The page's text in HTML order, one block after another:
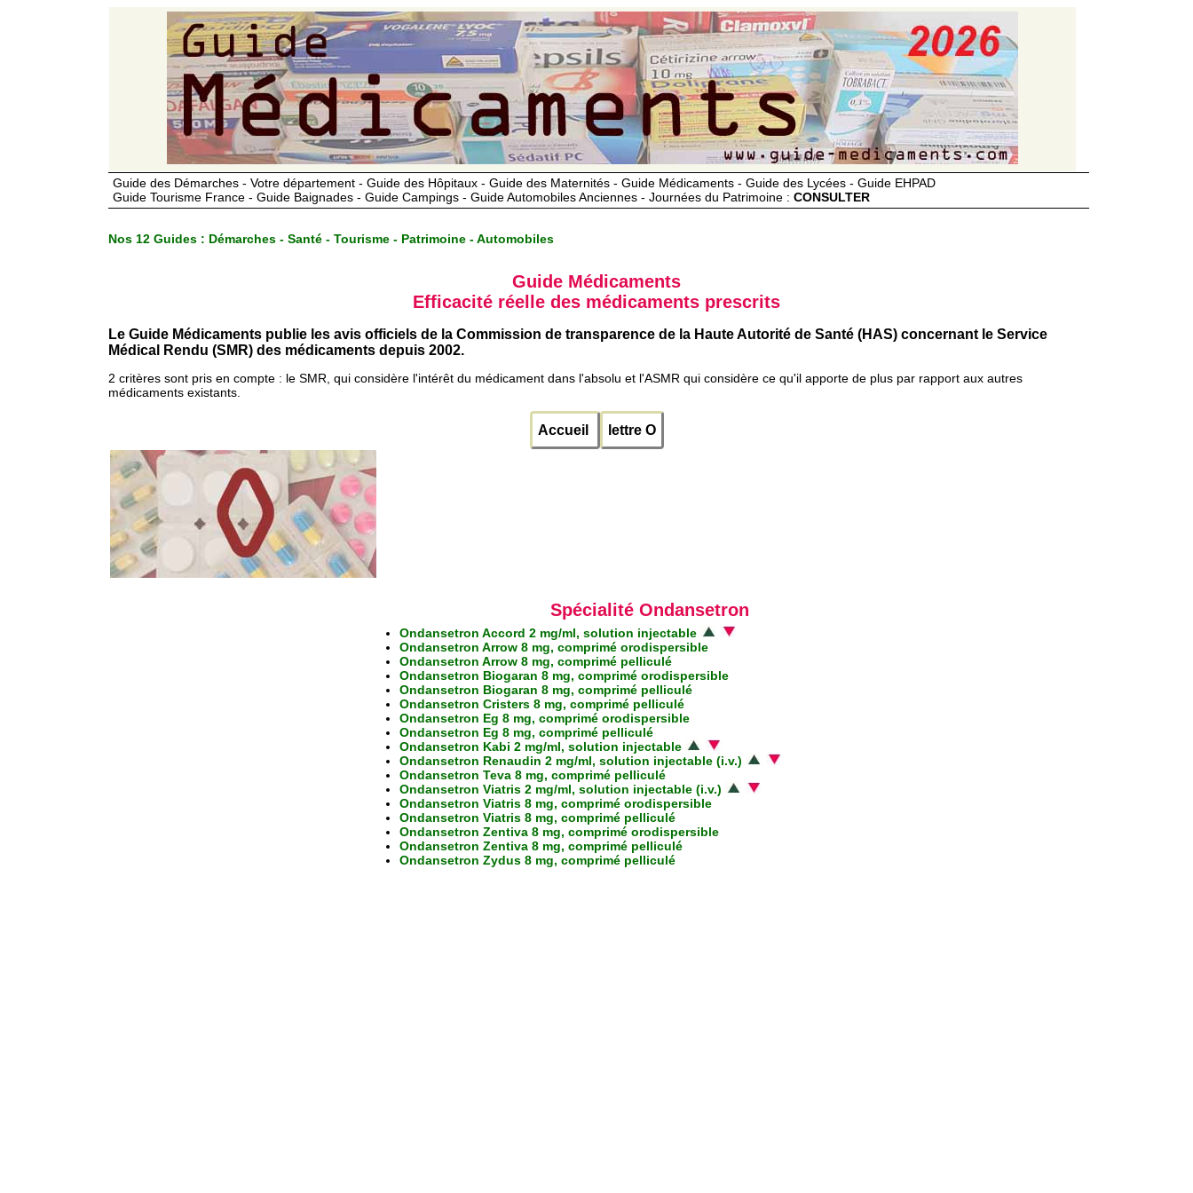
Guide des Démarches - Votre département - Guide des Hôpitaux - Guide des Maternités - Guide Médicaments - Guide des Lycées - Guide EHPAD
Guide Tourisme France - Guide Baignades - Guide Campings - Guide Automobiles Anciennes - Journées du Patrimoine : CONSULTER
Nos 12 Guides : Démarches - Santé - Tourisme - Patrimoine - Automobiles
Guide Médicaments
Efficacité réelle des médicaments prescrits
Le Guide Médicaments publie les avis officiels de la Commission de transparence de la Haute Autorité de Santé (HAS) concernant le Service
Médical Rendu (SMR) des médicaments depuis 2002.
2 critères sont pris en compte : le SMR, qui considère l'intérêt du médicament dans l'absolu et l'ASMR qui considère ce qu'il apporte de plus par rapport aux autres
médicaments existants.
Accueil lettre O
Spécialité Ondansetron
Ondansetron Accord 2 mg/ml, solution injectable
Ondansetron Arrow 8 mg, comprimé orodispersible
Ondansetron Arrow 8 mg, comprimé pelliculé
Ondansetron Biogaran 8 mg, comprimé orodispersible
Ondansetron Biogaran 8 mg, comprimé pelliculé
Ondansetron Cristers 8 mg, comprimé pelliculé
Ondansetron Eg 8 mg, comprimé orodispersible
Ondansetron Eg 8 mg, comprimé pelliculé
Ondansetron Kabi 2 mg/ml, solution injectable
Ondansetron Renaudin 2 mg/ml, solution injectable (i.v.)
Ondansetron Teva 8 mg, comprimé pelliculé
Ondansetron Viatris 2 mg/ml, solution injectable (i.v.)
Ondansetron Viatris 8 mg, comprimé orodispersible
Ondansetron Viatris 8 mg, comprimé pelliculé
Ondansetron Zentiva 8 mg, comprimé orodispersible
Ondansetron Zentiva 8 mg, comprimé pelliculé
Ondansetron Zydus 8 mg, comprimé pelliculé